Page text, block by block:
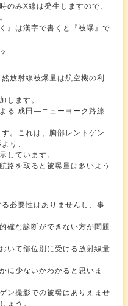
のみX線は発生しますので、
』は漢字で書くと『被曝』で
放射線被爆量は航空機の利
します。
る 成田―ニューヨーク路線
。これは、胸部レントゲン
り、
しています。
路を取ると被曝量は多いよう
必要性はありませんし、事
確な診断ができない方が問題
いて部位別に受ける放射線量
に少ないかわかると思いま
ン撮影での被曝はありえませ
ょう。